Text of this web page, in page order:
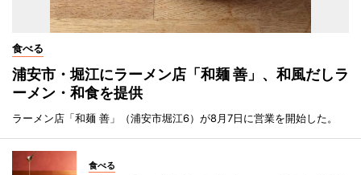
食べる
浦安市・堀江にラーメン店「和麺 善」、和風だしラ
ーメン・和食を提供
ラーメン店「和麺 善」（浦安市堀江6）が8月7日に営業を開始した。
食べる